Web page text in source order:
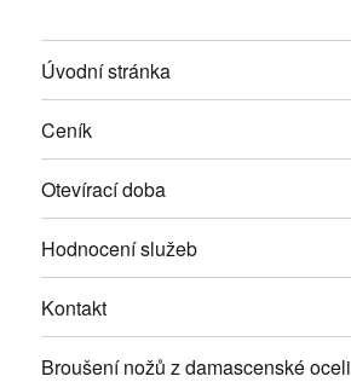
Úvodní stránka
Ceník
Otevírací doba
Hodnocení služeb
Kontakt
Broušení nožů z damascenské oceli